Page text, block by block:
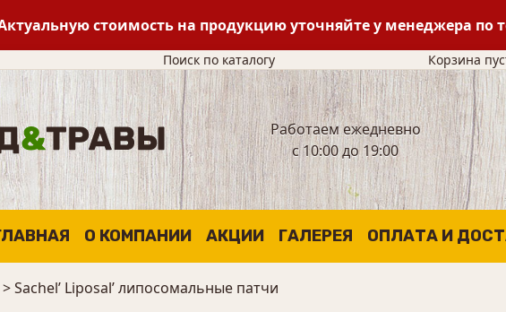
стоимость на продукцию уточняйте у менеджера по
Поиск по каталогу Корзина
Работаем ежедневно
с 10:00 до 19:00
О КОМПАНИИ АКЦИИ ГАЛЕРЕЯ ОПЛАТА И
>Sachel’ Liposal’ липосомальные патчи